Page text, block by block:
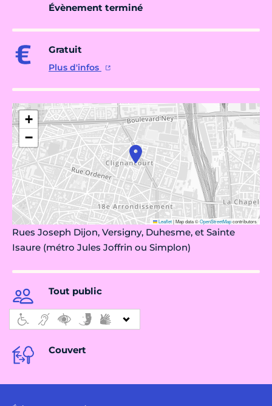
Évènement terminé
Gratuit
Plus d'infos
+
−
Leaflet|Map data ©OpenStreetMapcontributors
Rues Joseph Dijon, Versigny, Duhesme, et Sainte
Isaure (métro Jules Joffrin ou Simplon)
Tout public
Couvert